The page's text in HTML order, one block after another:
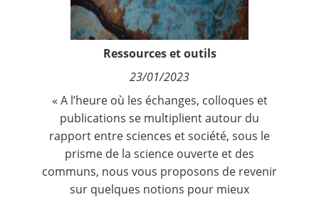
Ressources et outils
23/01/2023
« A l’heure où les échanges, colloques et
publications se multiplient autour du
rapport entre sciences et société, sous le
prisme de la science ouverte et des
communs, nous vous proposons de revenir
sur quelques notions pour mieux